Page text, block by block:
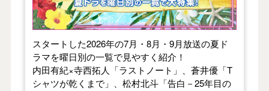
スタートした2026年の7月・8月・9月放送の夏ド
ラマを曜日別の一覧で見やすく紹介！
内田有紀×寺西拓人「ラストノート」、蒼井優「T
シャツが乾くまで」、松村北斗「告白－25年目の